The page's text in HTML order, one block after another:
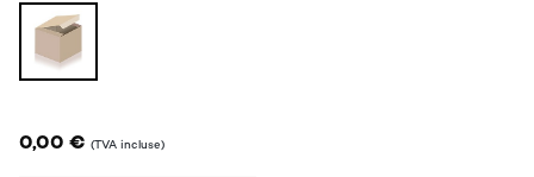
0,00 € (TVA incluse)